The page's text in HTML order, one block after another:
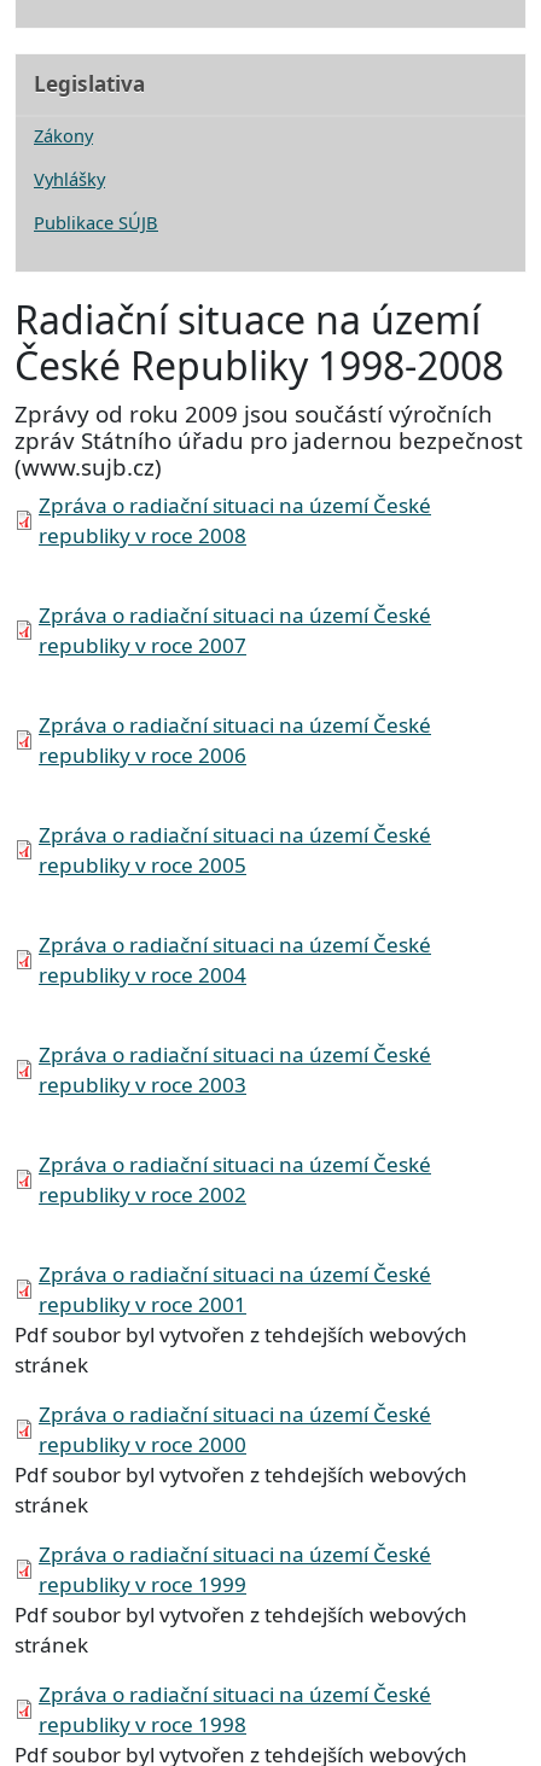
Radiační situace na území
České Republiky 1998-2008
Zprávy od roku 2009 jsou součástí výročních
zpráv Státního úřadu pro jadernou bezpečnost
(www.sujb.cz)
Document
Zpráva o radiační situaci na území České
republiky v roce 2008
Document
Zpráva o radiační situaci na území České
republiky v roce 2007
Document
Zpráva o radiační situaci na území České
republiky v roce 2006
Document
Zpráva o radiační situaci na území České
republiky v roce 2005
Document
Zpráva o radiační situaci na území České
republiky v roce 2004
Document
Zpráva o radiační situaci na území České
republiky v roce 2003
Document
Zpráva o radiační situaci na území České
republiky v roce 2002
Document
Zpráva o radiační situaci na území České
republiky v roce 2001
Pdf soubor byl vytvořen z tehdejších webových
stránek
Document
Zpráva o radiační situaci na území České
republiky v roce 2000
Pdf soubor byl vytvořen z tehdejších webových
stránek
Document
Zpráva o radiační situaci na území České
republiky v roce 1999
Pdf soubor byl vytvořen z tehdejších webových
stránek
Document
Zpráva o radiační situaci na území České
republiky v roce 1998
Pdf soubor byl vytvořen z tehdejších webových
Legislativa
Zákony
Vyhlášky
Publikace SÚJB